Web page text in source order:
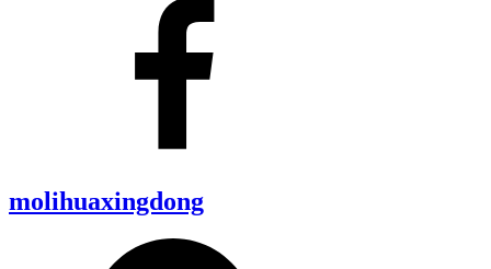
molihuaxingdong